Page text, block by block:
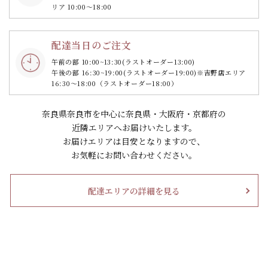
リア 10:00～18:00
配達当日のご注文
午前の部 10:00~13:30(ラストオーダー13:00)
午後の部 16:30~19:00(ラストオーダー19:00)※吉野店エリア
16:30～18:00（ラストオーダー18:00）
奈良県奈良市を中心に奈良県・大阪府・京都府の
近隣エリアへお届けいたします。
お届けエリアは目安となりますので、
お気軽にお問い合わせください。
配達エリアの詳細を見る